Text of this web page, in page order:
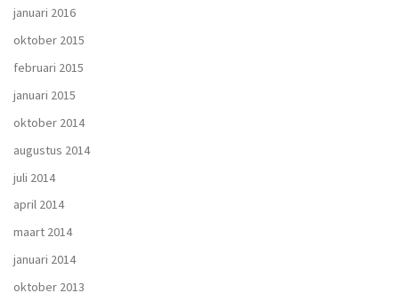
januari 2016
oktober 2015
februari 2015
januari 2015
oktober 2014
augustus 2014
juli 2014
april 2014
maart 2014
januari 2014
oktober 2013